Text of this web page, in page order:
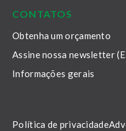
CONTATOS
Obtenha um orçamento
Assine nossa newsletter
Informações gerais
Política de privacidade